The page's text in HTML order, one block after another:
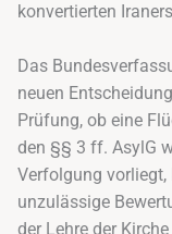
konvertierten
Das
neuen
Prüfung, ob eine
den §§ 3 ff. AsylG
Verfolgung
unzulässige
der Lehre der